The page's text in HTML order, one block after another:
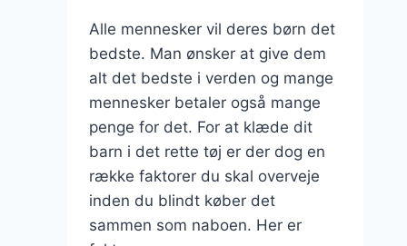
Alle mennesker vil deres børn det
bedste. Man ønsker at give dem
alt det bedste i verden og mange
mennesker betaler også mange
penge for det. For at klæde dit
barn i det rette tøj er der dog en
række faktorer du skal overveje
inden du blindt køber det
sammen som naboen. Her er